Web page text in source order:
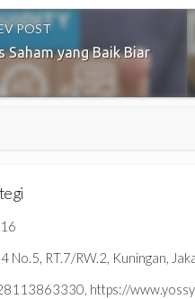
POST
Saham yang Baik Biar
No.5, RT.7/RW.2, Kuningan,
https://